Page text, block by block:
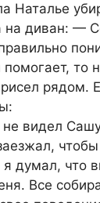
Наталье
на диван: —
то
рядом.
видел
чтобы
я думал, что
Все